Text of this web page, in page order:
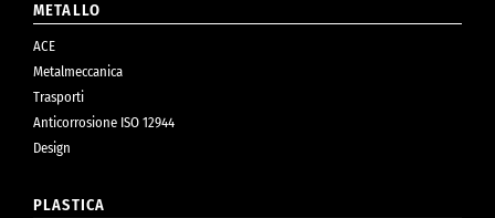
METALLO
ACE
Metalmeccanica
Trasporti
Anticorrosione ISO 12944
Design
PLASTICA